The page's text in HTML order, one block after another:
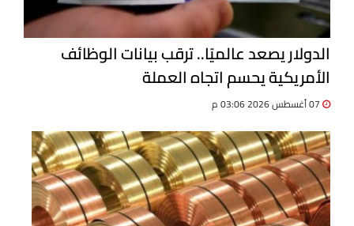
الدولار يصعد عالميًا.. ترقب بيانات الوظائف
الأمريكية يحسم اتجاه العملة